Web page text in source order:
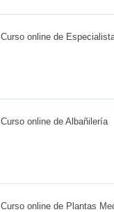
Curso online de
Curso online de Albañilería
Curso online de Plantas